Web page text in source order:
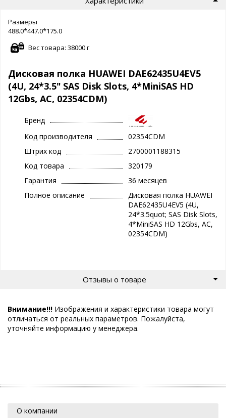
Размеры
488.0*447.0*175.0
Вес товара: 38000 г
Дисковая полка HUAWEI DAE62435U4EV5
(4U, 24*3.5" SAS Disk Slots, 4*MiniSAS HD
12Gbs, AC, 02354CDM)
Бренд
Код производителя
02354CDM
Штрих код
2700001188315
Код товара
320179
Гарантия
36 месяцев
Полное описание
Дисковая полка HUAWEI
DAE62435U4EV5 (4U,
24*3.5quot; SAS Disk Slots,
4*MiniSAS HD 12Gbs, AC,
02354CDM)
Отзывы о товаре
Внимание!!! Изображения и характеристики товара могут
отличаться от реальных параметров. Пожалуйста,
уточняйте информацию у менеджера.
О компании